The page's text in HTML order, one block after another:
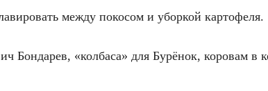
между покосом и уборкой картофеля.
Бондарев, «колбаса» для Бурёнок, коровам в